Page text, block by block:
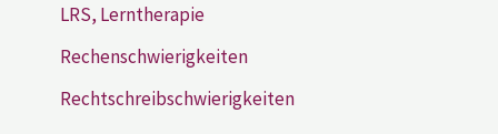
LRS, Lerntherapie
Rechenschwierigkeiten
Rechtschreibschwierigkeiten